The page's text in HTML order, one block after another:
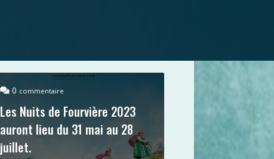
0 commentaire
Les Nuits de Fourvière 2023
auront lieu du 31 mai au 28
juillet.